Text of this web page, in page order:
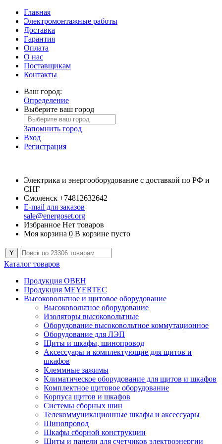
Главная
Электромонтажные работы
Доставка
Гарантия
Оплата
О нас
Поставщикам
Контакты
Ваш город:
Определение
Выберите ваш город
Запомнить город
Вход
Регистрация
Электрика и энергооборудование с доставкой по РФ и
СНГ
Смоленск +74812632642
E-mail для заказов
sale@energoset.org
Избранное Нет товаров
Моя корзина 0 В корзине пусто
Каталог товаров
Продукция ОВЕН
Продукция MEYERTEC
Высоковольтное и щитовое оборудование
Высоковольтное оборудование
Изоляторы высоковольтные
Оборудование высоковольтное коммутационное
Оборудование для ЛЭП
Щиты и шкафы, шинопровод
Аксессуары и комплектующие для щитов и
шкафов
Клеммные зажимы
Климатическое оборудование для щитов и шкафов
Комплектное щитовое оборудование
Корпуса щитов и шкафов
Системы сборных шин
Телекоммуникационные шкафы и аксессуары
Шинопровод
Шкафы сборной конструкции
Щиты и панели для счетчиков электроэнергии